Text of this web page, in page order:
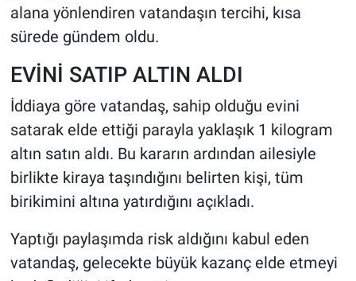
alana yönlendiren vatandaşın tercihi, kısa
sürede gündem oldu.
EVİNİ SATIP ALTIN ALDI
İddiaya göre vatandaş, sahip olduğu evini
satarak elde ettiği parayla yaklaşık 1 kilogram
altın satın aldı. Bu kararın ardından ailesiyle
birlikte kiraya taşındığını belirten kişi, tüm
birikimini altına yatırdığını açıkladı.
Yaptığı paylaşımda risk aldığını kabul eden
vatandaş, gelecekte büyük kazanç elde etmeyi
ASAYİŞ
EKONOMİ
EĞİTİM
ÇEVRE
HABERDE İNSAN
POLİTİKA
SPOR